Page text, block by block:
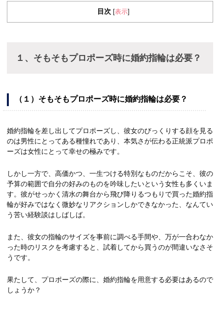
目次 表示
１、そもそもプロポーズ時に婚約指輪は必要？
（１）そもそもプロポーズ時に婚約指輪は必要？
婚約指輪を差し出してプロポーズし、彼女のびっくりする顔を見る
のは男性にとってある種憧れであり、本気さが伝わる正統派プロポ
ーズは女性にとって幸せの極みです。
しかし一方で、高価かつ、一生つける特別なものだからこそ、彼の
予算の範囲で自分の好みのものを吟味したいという女性も多くいま
す。彼がせっかく清水の舞台から飛び降りるつもりで買った婚約指
輪が好みではなく微妙なリアクションしかできなかった、なんてい
う苦い経験談はしばしば。
また、彼女の指輪のサイズを事前に調べる手間や、万が一合わなか
った時のリスクを考慮すると、試着してから買うのが間違いなさそ
うです。
果たして、プロポーズの際に、婚約指輪を用意する必要はあるので
しょうか？